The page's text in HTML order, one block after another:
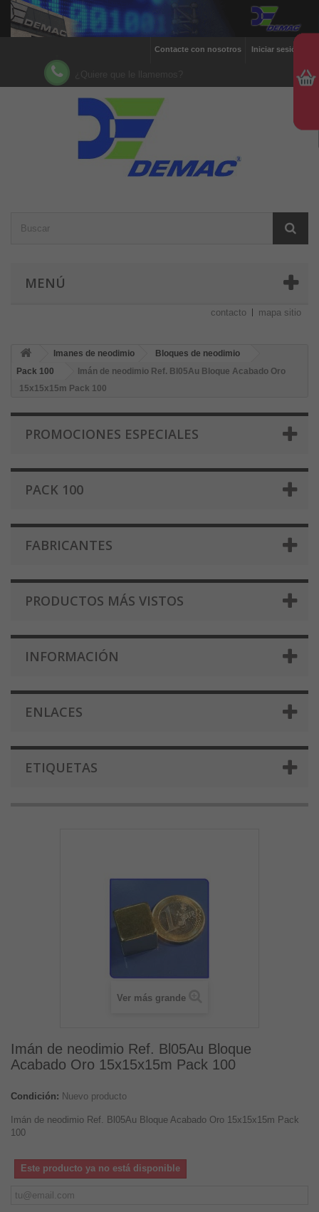
Iniciar sesión
Contacte con nosotros
MENÚ
contacto mapa sitio
Imanes de neodimio
Bloques de neodimio
Pack 100
Imán de neodimio Ref. Bl05Au Bloque Acabado Oro
15x15x15m Pack 100
PROMOCIONES ESPECIALES
PACK 100
FABRICANTES
PRODUCTOS MÁS VISTOS
INFORMACIÓN
ENLACES
ETIQUETAS
Ver más grande
Imán de neodimio Ref. Bl05Au Bloque
Acabado Oro 15x15x15m Pack 100
Condición: Nuevo producto
Imán de neodimio Ref. Bl05Au Bloque Acabado Oro 15x15x15m Pack
100
Este producto ya no está disponible